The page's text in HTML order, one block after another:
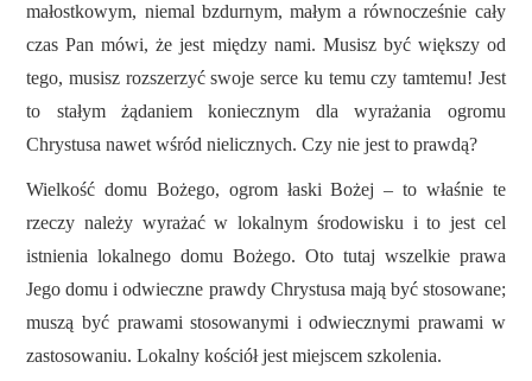
małostkowym, niemal bzdurnym, małym a równocześnie cały
czas Pan mówi, że jest między nami. Musisz być większy od
tego, musisz rozszerzyć swoje serce ku temu czy tamtemu! Jest
to stałym żądaniem koniecznym dla wyrażania ogromu
Chrystusa nawet wśród nielicznych. Czy nie jest to prawdą?
Wielkość domu Bożego, ogrom łaski Bożej – to właśnie te
rzeczy należy wyrażać w lokalnym środowisku i to jest cel
istnienia lokalnego domu Bożego. Oto tutaj wszelkie prawa
Jego domu i odwieczne prawdy Chrystusa mają być stosowane;
muszą być prawami stosowanymi i odwiecznymi prawami w
zastosowaniu. Lokalny kościół jest miejscem szkolenia.